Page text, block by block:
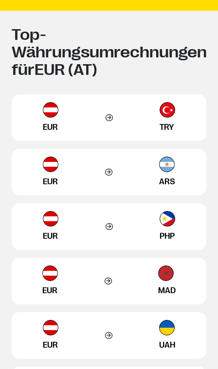
Top-
Währungsumrechnungen
fürEUR (AT)
EUR TRY
EUR ARS
EUR PHP
EUR MAD
EUR UAH